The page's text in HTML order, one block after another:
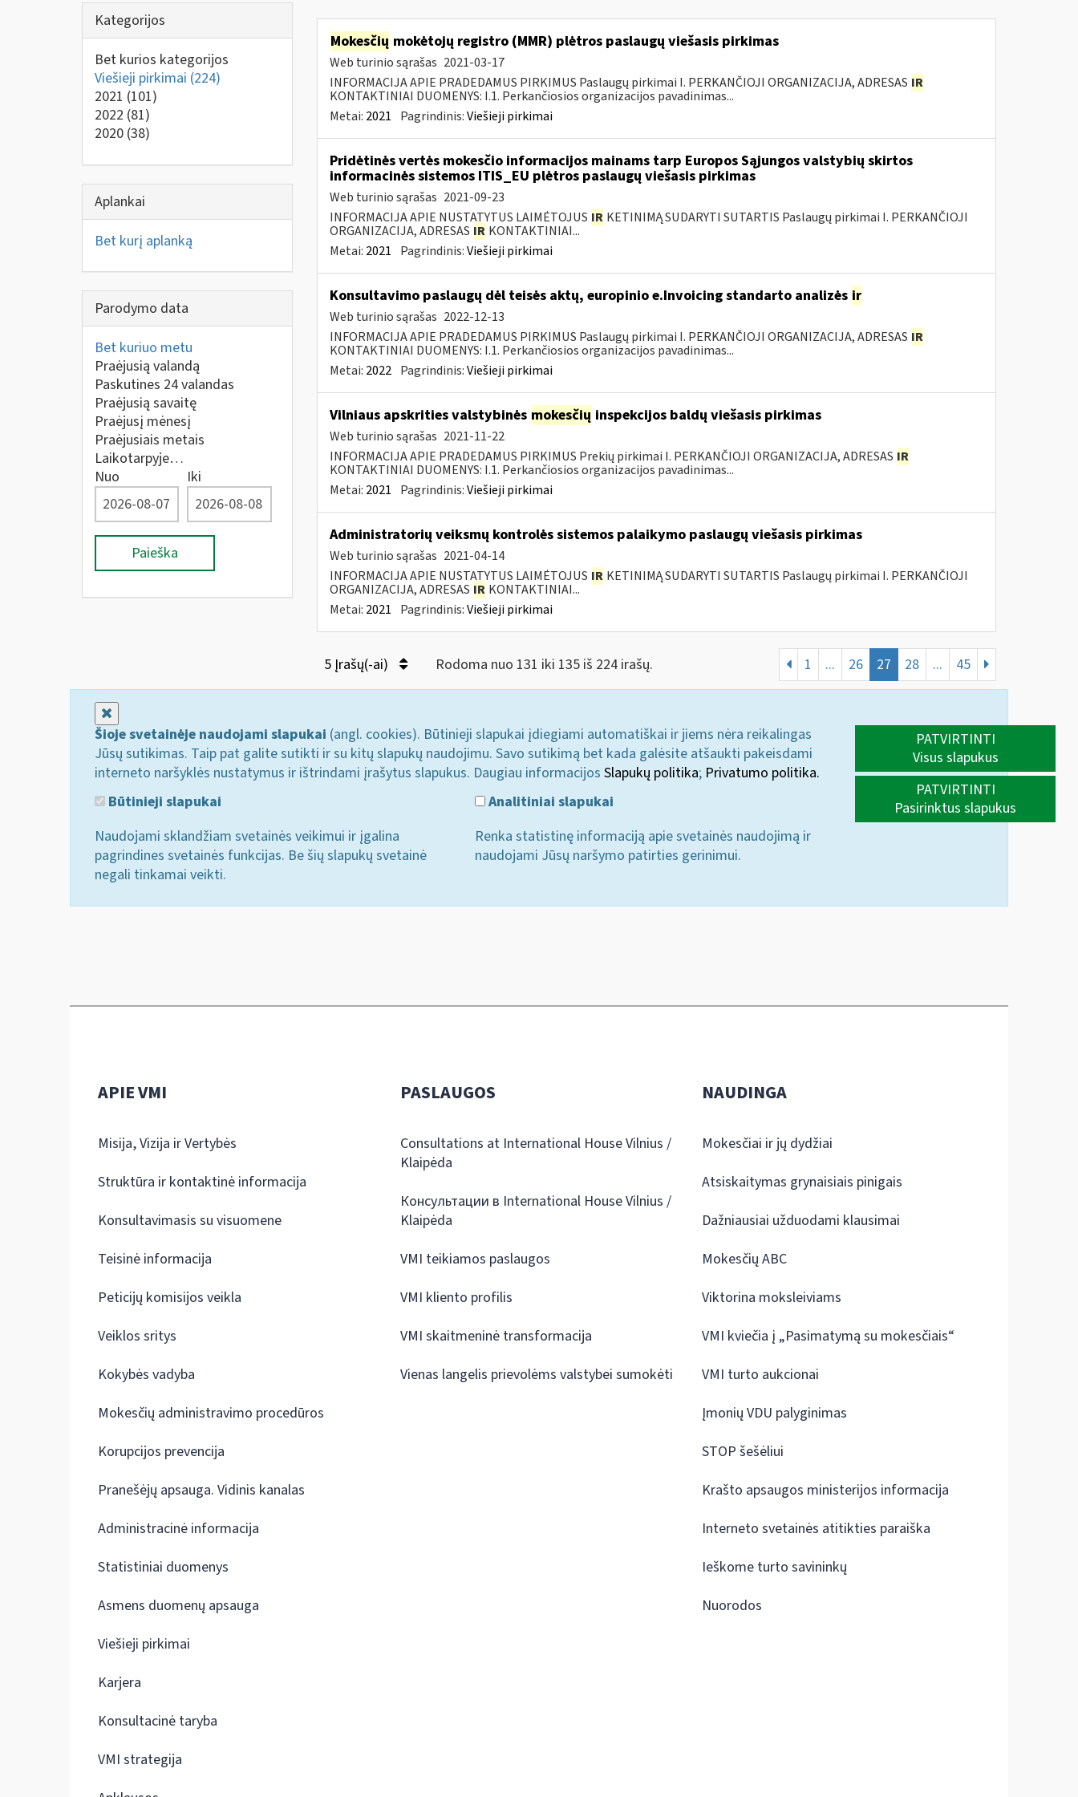
Kategorijos
Bet kurios kategorijos
Viešieji pirkimai (224)
2021 (101)
2022 (81)
2020 (38)
Aplankai
Bet kurį aplanką
Parodymo data
Bet kuriuo metu
Praėjusią valandą
Paskutines 24 valandas
Praėjusią savaitę
Praėjusį mėnesį
Praėjusiais metais
Laikotarpyje…
Nuo
Iki
Paieška
Mokesčių mokėtojų registro (MMR) plėtros paslaugų viešasis pirkimas
Web turinio sąrašas 2021-03-17
INFORMACIJA APIE PRADEDAMUS PIRKIMUS Paslaugų pirkimai I. PERKANČIOJI ORGANIZACIJA, ADRESAS IR
KONTAKTINIAI DUOMENYS: I.1. Perkančiosios organizacijos pavadinimas...
Metai: 2021 Pagrindinis:Viešieji pirkimai
Pridėtinės vertės mokesčio informacijos mainams tarp Europos Sąjungos valstybių skirtos
informacinės sistemos ITIS_EU plėtros paslaugų viešasis pirkimas
Web turinio sąrašas 2021-09-23
INFORMACIJA APIE NUSTATYTUS LAIMĖTOJUS IR KETINIMĄ SUDARYTI SUTARTIS Paslaugų pirkimai I. PERKANČIOJI
ORGANIZACIJA, ADRESAS IR KONTAKTINIAI...
Metai: 2021 Pagrindinis:Viešieji pirkimai
Konsultavimo paslaugų dėl teisės aktų, europinio e.Invoicing standarto analizės ir
Web turinio sąrašas 2022-12-13
INFORMACIJA APIE PRADEDAMUS PIRKIMUS Paslaugų pirkimai I. PERKANČIOJI ORGANIZACIJA, ADRESAS IR
KONTAKTINIAI DUOMENYS: I.1. Perkančiosios organizacijos pavadinimas...
Metai: 2022 Pagrindinis:Viešieji pirkimai
Vilniaus apskrities valstybinės mokesčių inspekcijos baldų viešasis pirkimas
Web turinio sąrašas 2021-11-22
INFORMACIJA APIE PRADEDAMUS PIRKIMUS Prekių pirkimai I. PERKANČIOJI ORGANIZACIJA, ADRESAS IR
KONTAKTINIAI DUOMENYS: I.1. Perkančiosios organizacijos pavadinimas...
Metai: 2021 Pagrindinis:Viešieji pirkimai
Administratorių veiksmų kontrolės sistemos palaikymo paslaugų viešasis pirkimas
Web turinio sąrašas 2021-04-14
INFORMACIJA APIE NUSTATYTUS LAIMĖTOJUS IR KETINIMĄ SUDARYTI SUTARTIS Paslaugų pirkimai I. PERKANČIOJI
ORGANIZACIJA, ADRESAS IR KONTAKTINIAI...
Metai: 2021 Pagrindinis:Viešieji pirkimai
5 Įrašų(-ai) Rodoma nuo 131 iki 135 iš 224 irašų. 1 ... 26 27 28 ... 45
Šioje svetainėje naudojami slapukai (angl. cookies). Būtinieji slapukai įdiegiami automatiškai ir jiems nėra reikalingas
Jūsų sutikimas. Taip pat galite sutikti ir su kitų slapukų naudojimu. Savo sutikimą bet kada galėsite atšaukti pakeisdami
interneto naršyklės nustatymus ir ištrindami įrašytus slapukus. Daugiau informacijos Slapukų politika; Privatumo politika.
Būtinieji slapukai
Naudojami sklandžiam svetainės veikimui ir įgalina
pagrindines svetainės funkcijas. Be šių slapukų svetainė
negali tinkamai veikti.
Analitiniai slapukai
Renka statistinę informaciją apie svetainės naudojimą ir
naudojami Jūsų naršymo patirties gerinimui.
PATVIRTINTI
Visus slapukus
PATVIRTINTI
Pasirinktus slapukus
APIE VMI
Misija, Vizija ir Vertybės
Struktūra ir kontaktinė informacija
Konsultavimasis su visuomene
Teisinė informacija
Peticijų komisijos veikla
Veiklos sritys
Kokybės vadyba
Mokesčių administravimo procedūros
Korupcijos prevencija
Pranešėjų apsauga. Vidinis kanalas
Administracinė informacija
Statistiniai duomenys
Asmens duomenų apsauga
Viešieji pirkimai
Karjera
Konsultacinė taryba
VMI strategija
PASLAUGOS
Consultations at International House Vilnius /
Klaipėda
Консультации в International House Vilnius /
Klaipėda
VMI teikiamos paslaugos
VMI kliento profilis
VMI skaitmeninė transformacija
Vienas langelis prievolėms valstybei sumokėti
NAUDINGA
Mokesčiai ir jų dydžiai
Atsiskaitymas grynaisiais pinigais
Dažniausiai užduodami klausimai
Mokesčių ABC
Viktorina moksleiviams
VMI kviečia į „Pasimatymą su mokesčiais“
VMI turto aukcionai
Įmonių VDU palyginimas
STOP šešėliui
Krašto apsaugos ministerijos informacija
Interneto svetainės atitikties paraiška
Ieškome turto savininkų
Nuorodos